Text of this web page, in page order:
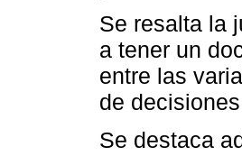
Se resalta la
a tener un
entre las
de
Se destaca